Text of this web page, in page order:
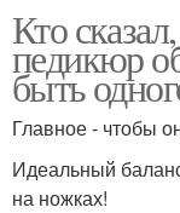
Кто
педикюр
быть
Главное - чтобы
Идеальный
на ножках!